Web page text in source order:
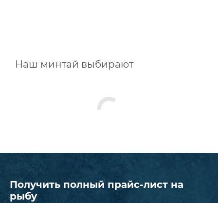
Наш минтай выбирают
Получить полный прайс-лист на
рыбу